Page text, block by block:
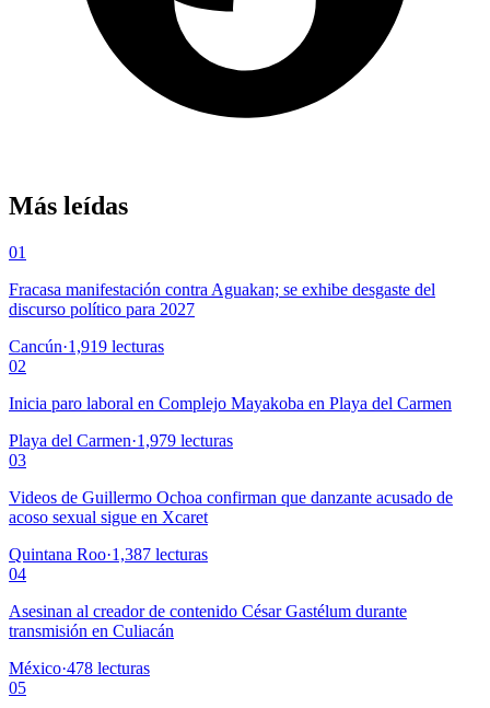
Más leídas
01
Fracasa manifestación contra Aguakan; se exhibe desgaste del
discurso político para 2027
Cancún·1,919 lecturas
02
Inicia paro laboral en Complejo Mayakoba en Playa del Carmen
Playa del Carmen·1,979 lecturas
03
Videos de Guillermo Ochoa confirman que danzante acusado de
acoso sexual sigue en Xcaret
Quintana Roo·1,387 lecturas
04
Asesinan al creador de contenido César Gastélum durante
transmisión en Culiacán
México·478 lecturas
05